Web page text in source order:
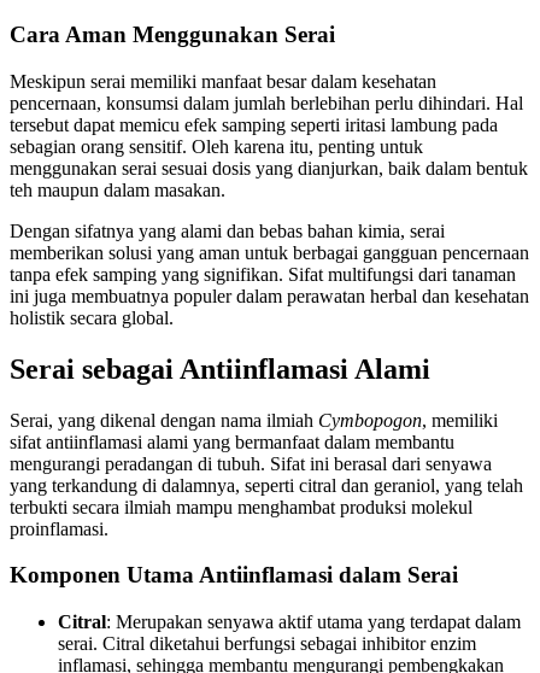
Cara Aman Menggunakan Serai
Meskipun serai memiliki manfaat besar dalam kesehatan
pencernaan, konsumsi dalam jumlah berlebihan perlu dihindari. Hal
tersebut dapat memicu efek samping seperti iritasi lambung pada
sebagian orang sensitif. Oleh karena itu, penting untuk
menggunakan serai sesuai dosis yang dianjurkan, baik dalam bentuk
teh maupun dalam masakan.
Dengan sifatnya yang alami dan bebas bahan kimia, serai
memberikan solusi yang aman untuk berbagai gangguan pencernaan
tanpa efek samping yang signifikan. Sifat multifungsi dari tanaman
ini juga membuatnya populer dalam perawatan herbal dan kesehatan
holistik secara global.
Serai sebagai Antiinflamasi Alami
Serai, yang dikenal dengan nama ilmiah Cymbopogon, memiliki
sifat antiinflamasi alami yang bermanfaat dalam membantu
mengurangi peradangan di tubuh. Sifat ini berasal dari senyawa
yang terkandung di dalamnya, seperti citral dan geraniol, yang telah
terbukti secara ilmiah mampu menghambat produksi molekul
proinflamasi.
Komponen Utama Antiinflamasi dalam Serai
Citral: Merupakan senyawa aktif utama yang terdapat dalam
serai. Citral diketahui berfungsi sebagai inhibitor enzim
inflamasi, sehingga membantu mengurangi pembengkakan